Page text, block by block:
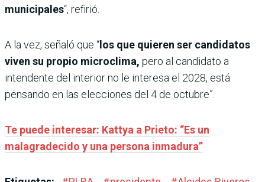
municipales“, refirió.
A la vez, señaló que “los que quieren ser candidatos
viven su propio microclima, pero al candidato a
intendente del interior no le interesa el 2028, está
pensando en las elecciones del 4 de octubre”.
Te puede interesar: Kattya a Prieto: “Es un
malagradecido y una persona inmadura”